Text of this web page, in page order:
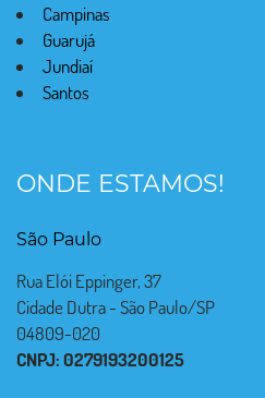
Campinas
Guarujá
Jundiaí
Santos
ONDE ESTAMOS!
São Paulo
Rua Elói Eppinger, 37
Cidade Dutra - São Paulo/SP
04809-020
CNPJ: 0279193200125